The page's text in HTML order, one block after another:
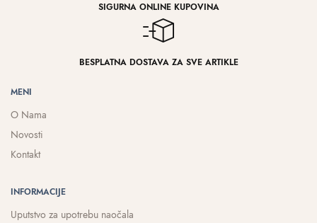
SIGURNA ONLINE KUPOVINA
BESPLATNA DOSTAVA ZA SVE ARTIKLE
MENI
O Nama
Novosti
Kontakt
INFORMACIJE
Uputstvo za upotrebu naočala